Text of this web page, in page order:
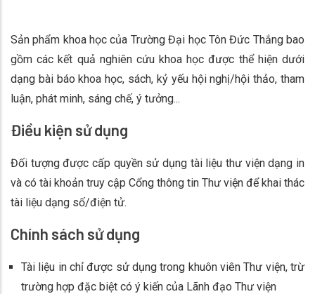
Sản phẩm khoa học của Trường Đại học Tôn Đức Thắng bao
gồm các kết quả nghiên cứu khoa học được thể hiện dưới
dạng bài báo khoa học, sách, kỷ yếu hội nghị/hội thảo, tham
luận, phát minh, sáng chế, ý tưởng...
Điều kiện sử dụng
Đối tượng được cấp quyền sử dụng tài liệu thư viện dạng in
và có tài khoản truy cập Cổng thông tin Thư viện để khai thác
tài liệu dạng số/điện tử.
Chính sách sử dụng
Tài liệu in chỉ được sử dụng trong khuôn viên Thư viện, trừ
trường hợp đặc biệt có ý kiến của Lãnh đạo Thư viện